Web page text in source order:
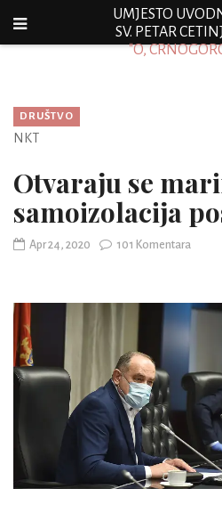
UMJESTO
SV. PETAR
"O,
DRUŠTVO
NKT
Otvaraju se
samoizolacija
Apr 24, 2020 101 Komentara